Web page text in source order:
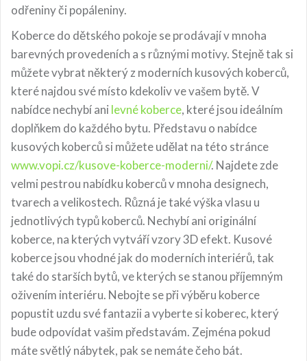
odřeniny či popáleniny.
Koberce do dětského pokoje se prodávají v mnoha
barevných provedeních a s různými motivy. Stejně tak si
můžete vybrat některý z moderních kusových koberců,
které najdou své místo kdekoliv ve vašem bytě. V
nabídce nechybí ani levné koberce, které jsou ideálním
doplňkem do každého bytu. Představu o nabídce
kusových koberců si můžete udělat na této stránce
www.vopi.cz/kusove-koberce-moderni/. Najdete zde
velmi pestrou nabídku koberců v mnoha designech,
tvarech a velikostech. Různá je také výška vlasu u
jednotlivých typů koberců. Nechybí ani originální
koberce, na kterých vytváří vzory 3D efekt. Kusové
koberce jsou vhodné jak do moderních interiérů, tak
také do starších bytů, ve kterých se stanou příjemným
oživením interiéru. Nebojte se při výběru koberce
popustit uzdu své fantazii a vyberte si koberec, který
bude odpovídat vašim představám. Zejména pokud
máte světlý nábytek, pak se nemáte čeho bát.